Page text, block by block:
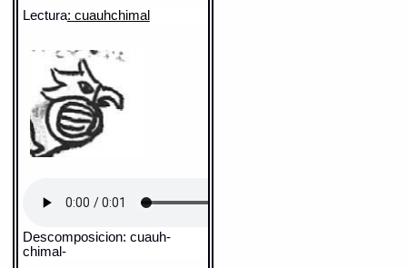
Lectura: cuauhchimal
Descomposicion: cuauh-
chimal-